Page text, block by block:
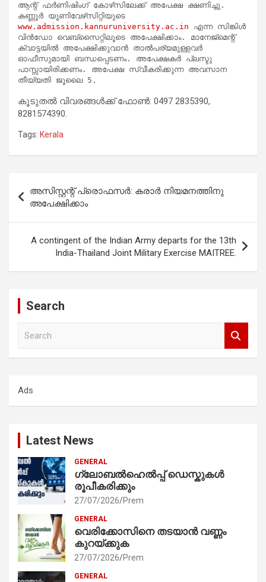
ആന്റ് ഫര്‍ണിഷിംഗ് കോഴ്‌സിലേക്ക് അപേക്ഷ ക്ഷണിച്ചു.
www.admission.kannuruniversity.ac.in എന്ന സിങ്കിള്‍
വിന്‍ഡോ വെബ്‌സൈറ്റിലൂടെ അപേക്ഷിക്കാം. മാനേജ്‌മെന്റ്
ക്വാട്ടയില്‍ അപേക്ഷിക്കുവാന്‍ താല്‍പര്യമുള്ളവര്‍
ഓഫീസുമായി ബന്ധപ്പെടണം. അപേക്ഷകര്‍ പ്ലസ്ടു
പാസ്സായിരിക്കണം. അപേക്ഷ സ്വീകരിക്കുന്ന അവസാന
തീയ്യതി ജൂലൈ 5.
കൂടുതല്‍ വിവരങ്ങള്‍ക്ക് ഫോണ്‍: 0497 2835390,
8281574390.
Tags: Kerala
navigation
അസിസ്റ്റന്റ് പ്രൊഫസര്‍: കരാര്‍ നിയമനത്തിനു
അപേക്ഷിക്കാം
A contingent of the Indian Army departs for the 13th
India-Thailand Joint Military Exercise MAITREE.
Search
h
Ads
Latest News
GENERAL
ഗ്ലോബൽഹെൽപ്പ് ഡെസ്കുകൾ
രൂപീകരിക്കും
27/07/2026 Prem
GENERAL
വെരിക്കോസിനെ തടയാൻ വണ്ണം
കുറയ്ക്കുക
27/07/2026 Prem
GENERAL